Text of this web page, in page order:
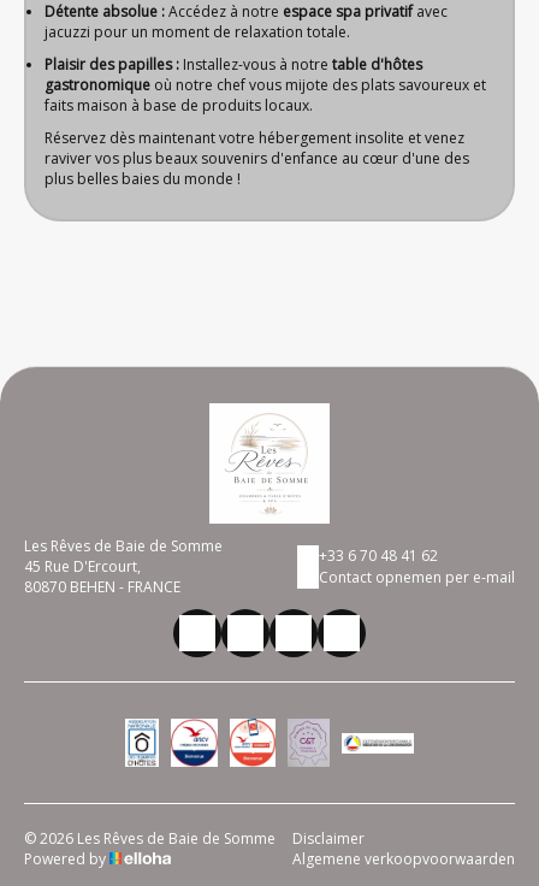
Détente absolue :Accédez à notre espace spa privatifavec
jacuzzi pour un moment de relaxation totale.
Plaisir des papilles : Installez-vous à notre table d'hôtes
gastronomique où notre chef vous mijote des plats savoureux et
faits maison à base de produits locaux.
Réservez dès maintenant votre hébergement insolite et venez
raviver vos plus beaux souvenirs d'enfance au cœur d'une des
plus belles baies du monde !
Les Rêves de Baie de Somme
45 Rue D'Ercourt,
80870 BEHEN - FRANCE
+33 6 70 48 41 62
Contact opnemen per e-mail
© 2026 Les Rêves de Baie de Somme
Powered by
Disclaimer
Algemene verkoopvoorwaarden